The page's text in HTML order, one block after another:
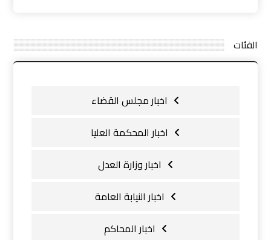
الفئات
اخبار مجلس القضاء
اخبار المحكمة العليا
اخبار وزارة العدل
اخبار النيابة العامة
اخبار المحاكم